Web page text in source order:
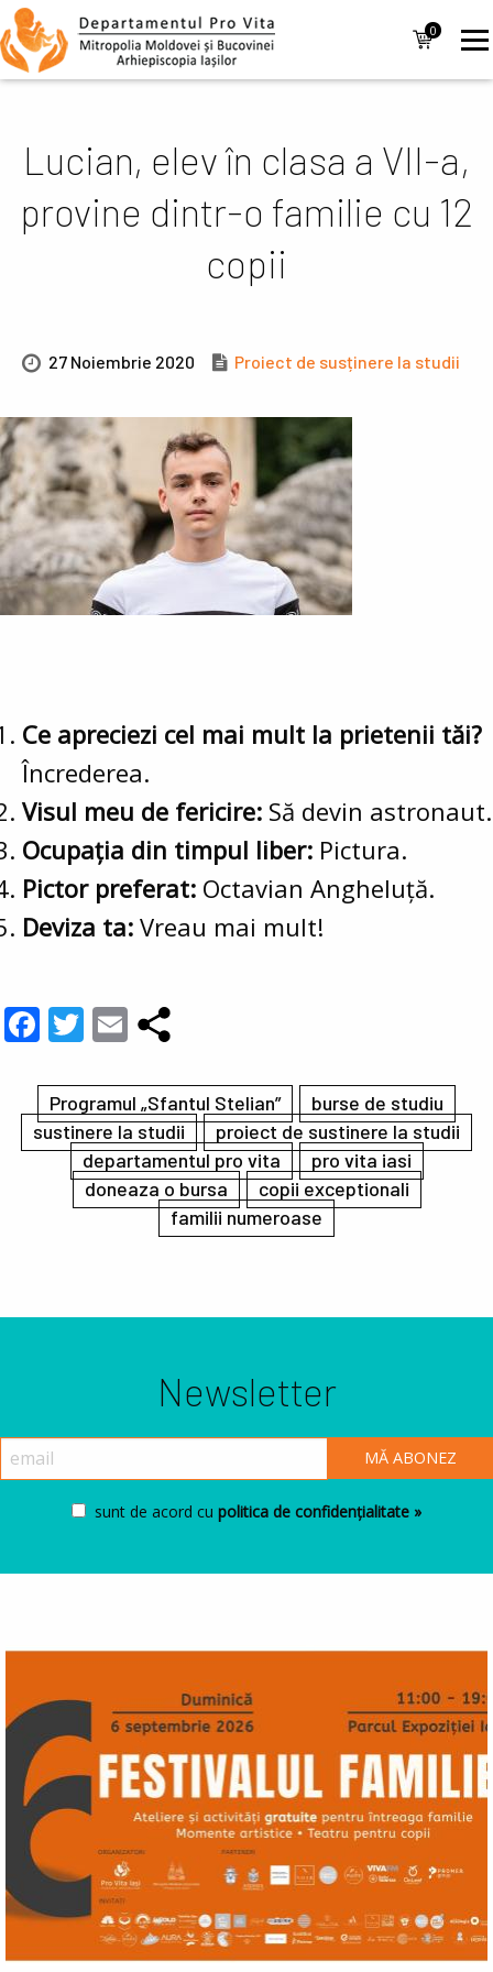
Mergi la conţinutul principal
0
items
Navigare
principală
Lucian, elev în clasa a VII-a,
provine dintr-o familie cu 12
copii
27 Noiembrie 2020 Proiect de susținere la studii
Ce apreciezi cel mai mult la prietenii tăi?
Încrederea.
Visul meu de fericire: Să devin astronaut.
Ocupația din timpul liber: Pictura.
Pictor preferat: Octavian Angheluță.
Deviza ta: Vreau mai mult!
Facebook
Twitter
Email
Programul „Sfantul Stelian”
burse de studiu
sustinere la studii
proiect de sustinere la studii
departamentul pro vita
pro vita iasi
doneaza o bursa
copii exceptionali
familii numeroase
Newsletter
sunt de acord cu politica de confidențialitate »